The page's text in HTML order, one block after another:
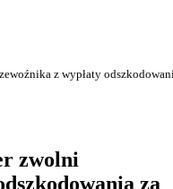
z wypłaty
zwolni
za